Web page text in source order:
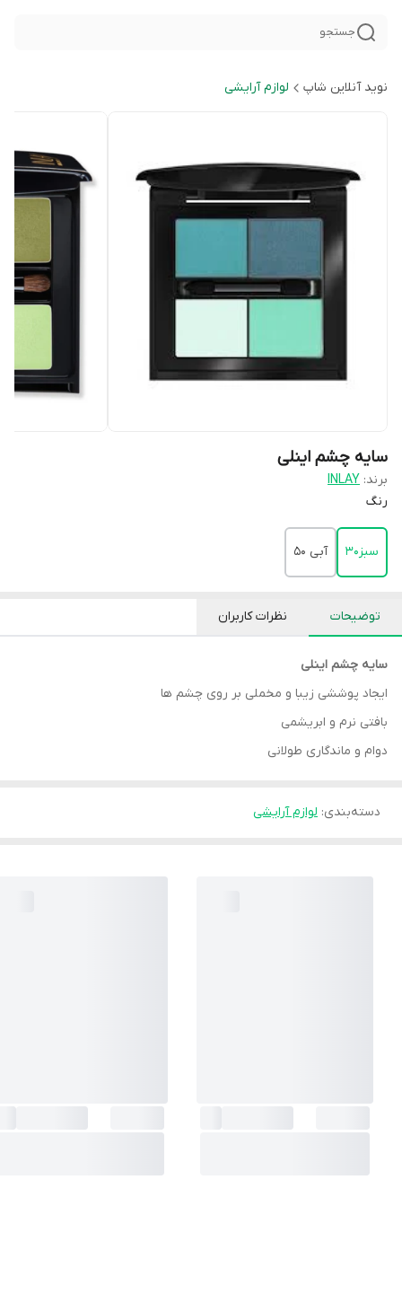
جستجو
نوید آنلاین شاپ لوازم آرایشی
سایه چشم اینلی
برند: INLAY
رنگ
سبز30 آبی 50
توضیحات نظرات کاربران
سایه چشم اینلی
ایجاد پوششی زیبا و مخملی بر روی چشم ها
بافتی نرم و ابریشمی
دوام و ماندگاری طولانی
دسته‌بندی: لوازم آرایشی